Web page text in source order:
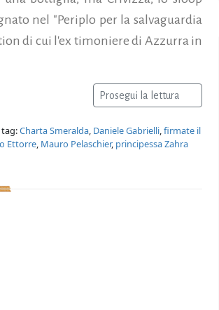
nel "Periplo per la salvaguardia
di cui l'ex timoniere di Azzurra in
Prosegui la lettura
Charta Smeralda, Daniele Gabrielli,firmate il
Ettorre, Mauro Pelaschier, principessa Zahra